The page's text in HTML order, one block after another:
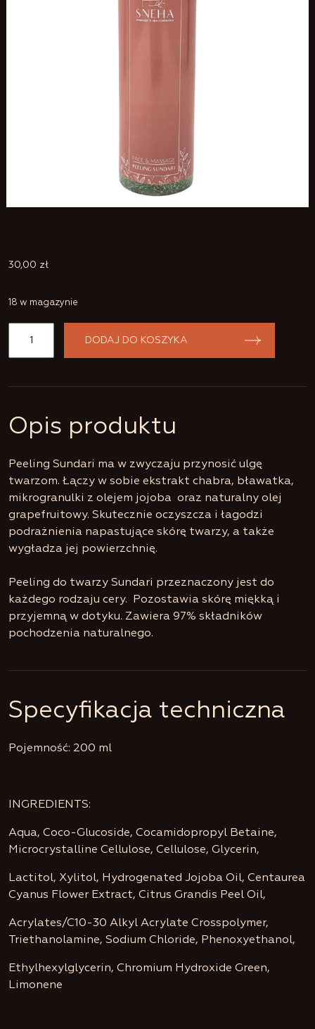
30,00 zł
18 w magazynie
twarzy
Sundari
DODAJ DO KOSZYKA
Opis produktu
Peeling Sundari ma w zwyczaju przynosić ulgę
twarzom. Łączy w sobie ekstrakt chabra, bławatka,
mikrogranulki z olejem jojoba oraz naturalny olej
grapefruitowy. Skutecznie oczyszcza i łagodzi
podrażnienia napastujące skórę twarzy, a także
wygładza jej powierzchnię.
Peeling do twarzy Sundari przeznaczony jest do
każdego rodzaju cery. Pozostawia skórę miękką i
przyjemną w dotyku. Zawiera 97% składników
pochodzenia naturalnego.
Specyfikacja techniczna
Pojemność: 200 ml
INGREDIENTS:
Aqua, Coco-Glucoside, Cocamidopropyl Betaine,
Microcrystalline Cellulose, Cellulose, Glycerin,
Lactitol, Xylitol, Hydrogenated Jojoba Oil, Centaurea
Cyanus Flower Extract, Citrus Grandis Peel Oil,
Acrylates/C10-30 Alkyl Acrylate Crosspolymer,
Triethanolamine, Sodium Chloride, Phenoxyethanol,
Ethylhexylglycerin, Chromium Hydroxide Green,
Limonene